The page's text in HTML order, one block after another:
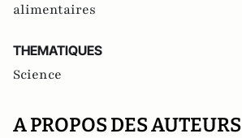
alimentaires
THEMATIQUES
Science
A PROPOS DES AUTEURS